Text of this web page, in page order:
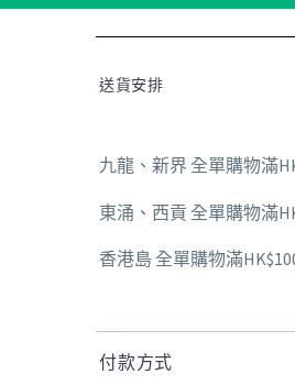
送貨安排
九龍、新界 全單購物滿
東涌、西貢 全單購物滿
香港島 全單購物滿
付款方式